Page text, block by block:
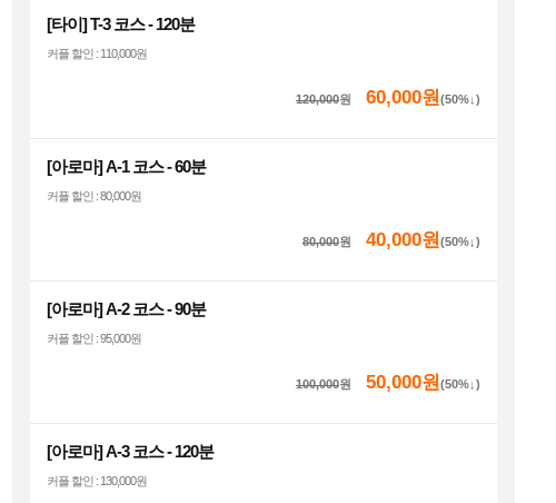
[타이] T-3 코스 - 120분
커플 할인 : 110,000원
120,000원 60,000원(50%↓)
[아로마] A-1 코스 - 60분
커플 할인 : 80,000원
80,000원 40,000원(50%↓)
[아로마] A-2 코스 - 90분
커플 할인 : 95,000원
100,000원 50,000원(50%↓)
[아로마] A-3 코스 - 120분
커플 할인 : 130,000원